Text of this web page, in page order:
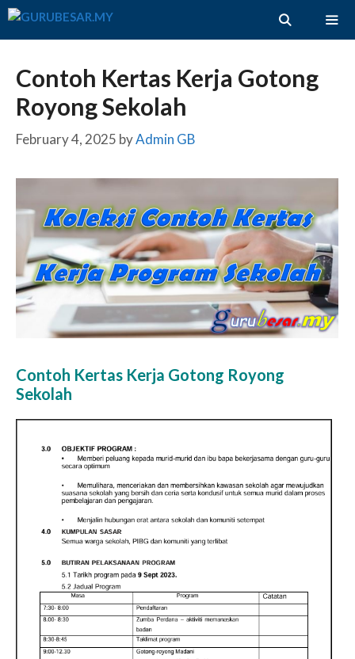
Skip
Contoh Kertas Kerja Gotong
Royong Sekolah
February 4, 2025 byAdmin GB
Contoh Kertas Kerja Gotong Royong
Sekolah